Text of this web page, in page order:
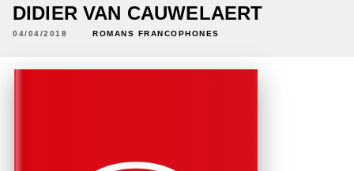
DIDIER VAN CAUWELAERT
04/04/2018 ROMANS FRANCOPHONES